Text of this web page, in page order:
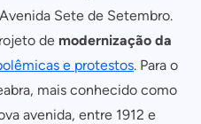
Sete de Setembro.
de modernização da
e protestos. Para o
mais conhecido como
avenida, entre 1912 e